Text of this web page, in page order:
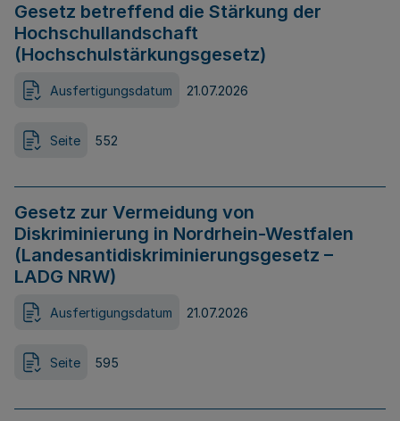
Gesetz betreffend die Stärkung der
Hochschullandschaft
(Hochschulstärkungsgesetz)
Ausfertigungsdatum 21.07.2026
Seite 552
Gesetz zur Vermeidung von
Diskriminierung in Nordrhein-Westfalen
(Landesantidiskriminierungsgesetz –
LADG NRW)
Ausfertigungsdatum 21.07.2026
Seite 595